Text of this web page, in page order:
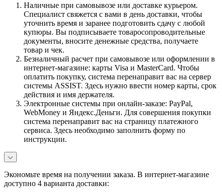
Наличные при самовывозе или доставке курьером.
Специалист свяжется с вами в день доставки, чтобы
уточнить время и заранее подготовить сдачу с любой
купюры. Вы подписываете товаросопроводительные
документы, вносите денежные средства, получаете
товар и чек.
Безналичный расчет при самовывозе или оформлении в
интернет-магазине: карты Visa и MasterCard. Чтобы
оплатить покупку, система перенаправит вас на сервер
системы ASSIST. Здесь нужно ввести номер карты, срок
действия и имя держателя.
Электронные системы при онлайн-заказе: PayPal,
WebMoney и Яндекс.Деньги. Для совершения покупки
система перенаправит вас на страницу платежного
сервиса. Здесь необходимо заполнить форму по
инструкции.
Экономьте время на получении заказа. В интернет-магазине
доступно 4 варианта доставки: